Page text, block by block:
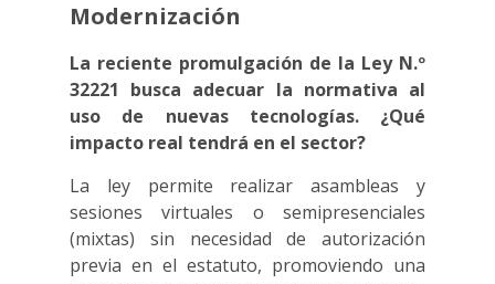
Modernización
La reciente promulgación de la Ley N.º
32221 busca adecuar la normativa al
uso de nuevas tecnologías. ¿Qué
impacto real tendrá en el sector?
La ley permite realizar asambleas y
sesiones virtuales o semipresenciales
(mixtas) sin necesidad de autorización
previa en el estatuto, promoviendo una